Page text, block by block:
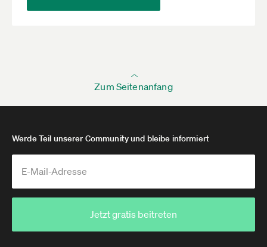
Zum Seitenanfang
Werde Teil unserer Community und bleibe informiert
Jetzt gratis beitreten